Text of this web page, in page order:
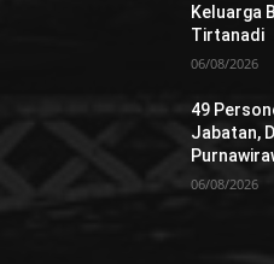
Keluarga
Tirtanadi
06/08/2026
49
Jabatan,
06/08/2026